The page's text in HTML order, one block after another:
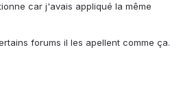
car j'avais appliqué la même
forums il les apellent comme ça.